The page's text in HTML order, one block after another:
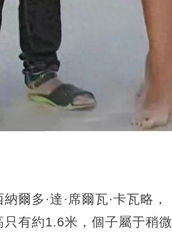
爾多·達·席爾瓦·卡瓦略
有約1.6米，個子屬于稍